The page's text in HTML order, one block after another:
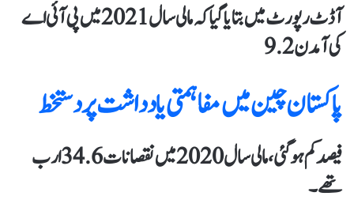
آڈٹ رپورٹ میں بتایا گیا کہ مالی سال 2021 میں پی آئی اے
کی آمدن 9.2
پاکستان چین میں مفاہمتی یادداشت پر دستخط
فیصد کم ہو گئی، مالی سال 2020 میں نقصانات 34.6 ارب
تھے۔